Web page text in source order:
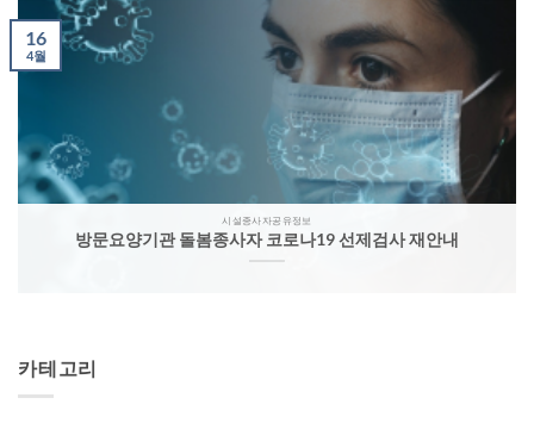
시설종사자공유정보
방문요양기관 돌봄종사자 코로나19 선제검사 재안내
16
4월
카테고리